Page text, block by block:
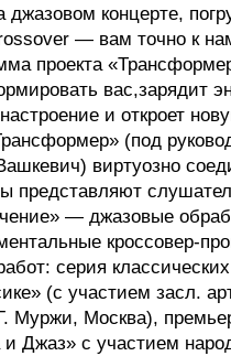
джазовом концерте,
— вам точно к
проекта
вас,зарядит
и откроет
(под
виртуозно
представляют
— джазовые
кроссовер-
серия
(с участием засл.
Муржи, Москва),
Джаз» с участием